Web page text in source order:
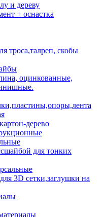
и дереву
+ оснастка
троса,талреп, скобы
оцинкованные,
дерево
для тонких
3D сетки,заглушки на